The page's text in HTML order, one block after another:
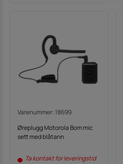
Varenummer: 18699
Øreplugg Motorola Bom mic
sett med blåtann
Ta kontakt for leveringstid